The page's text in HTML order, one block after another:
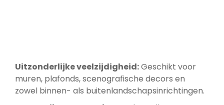
Uitzonderlijke veelzijdigheid:Geschikt voor
muren, plafonds, scenografische decors en
zowel binnen- als buitenlandschapsinrichtingen.